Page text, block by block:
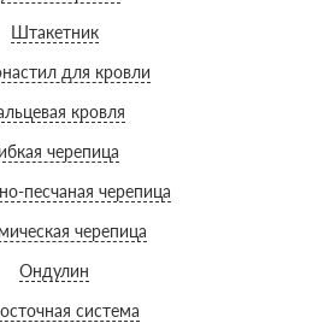
Штакетник
для кровли
кровля
черепица
песчаная черепица
черепица
Ондулин
система